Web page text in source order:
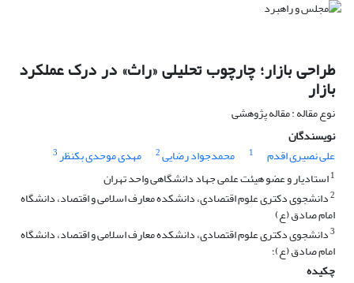
طراحی بازار؛ چارچوب تحلیلی «راث» در درک عملکرد
بازار
نوع مقاله : مقاله پژوهشی
نویسندگان
علی نصیری اقدم
1 محمدجواد رضایی2 مهدی موحدی بکنظر3
1استادیار و عضو هیئت علمی جهاد دانشگاهی واحد تهران
2دانشجوی دکتری علوم اقتصادی، دانشکده معارف اسلامی و اقتصاد، دانشگاه
امام صادق (ع)
3دانشجوی دکتری علوم اقتصادی، دانشکده معارف اسلامی و اقتصاد، دانشگاه
امام صادق (ع)؛
چکیده